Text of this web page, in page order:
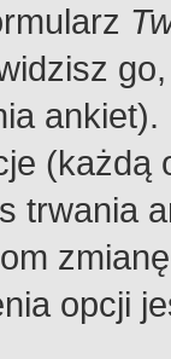
trwania
opcji